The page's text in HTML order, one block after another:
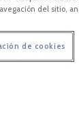
del sitio,
de cookies